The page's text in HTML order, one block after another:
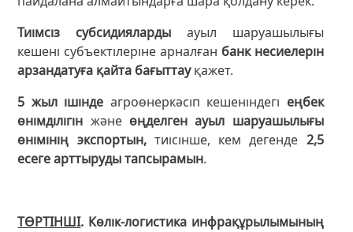
Тиімсіз субсидияларды ауыл шаруашылығы
кешені субъектілеріне арналған банк несиелерін
арзандатуға қайта бағыттауқажет.
5 жыл ішінде агроөнеркәсіп кешеніндегі еңбек
өнімділігін және өңделген ауыл шаруашылығы
өнімінің экспортын,тиісінше, кем дегенде 2,5
есеге арттыруды тапсырамын.
ТӨРТІНШІ. Көлік-логистика инфрақұрылымының